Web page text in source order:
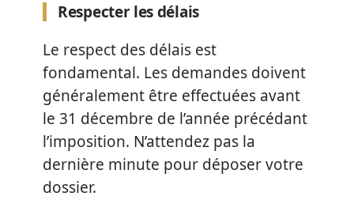
Respecter les délais
Le respect des délais est
fondamental. Les demandes doivent
généralement être effectuées avant
le 31 décembre de l’année précédant
l’imposition. N’attendez pas la
dernière minute pour déposer votre
dossier.